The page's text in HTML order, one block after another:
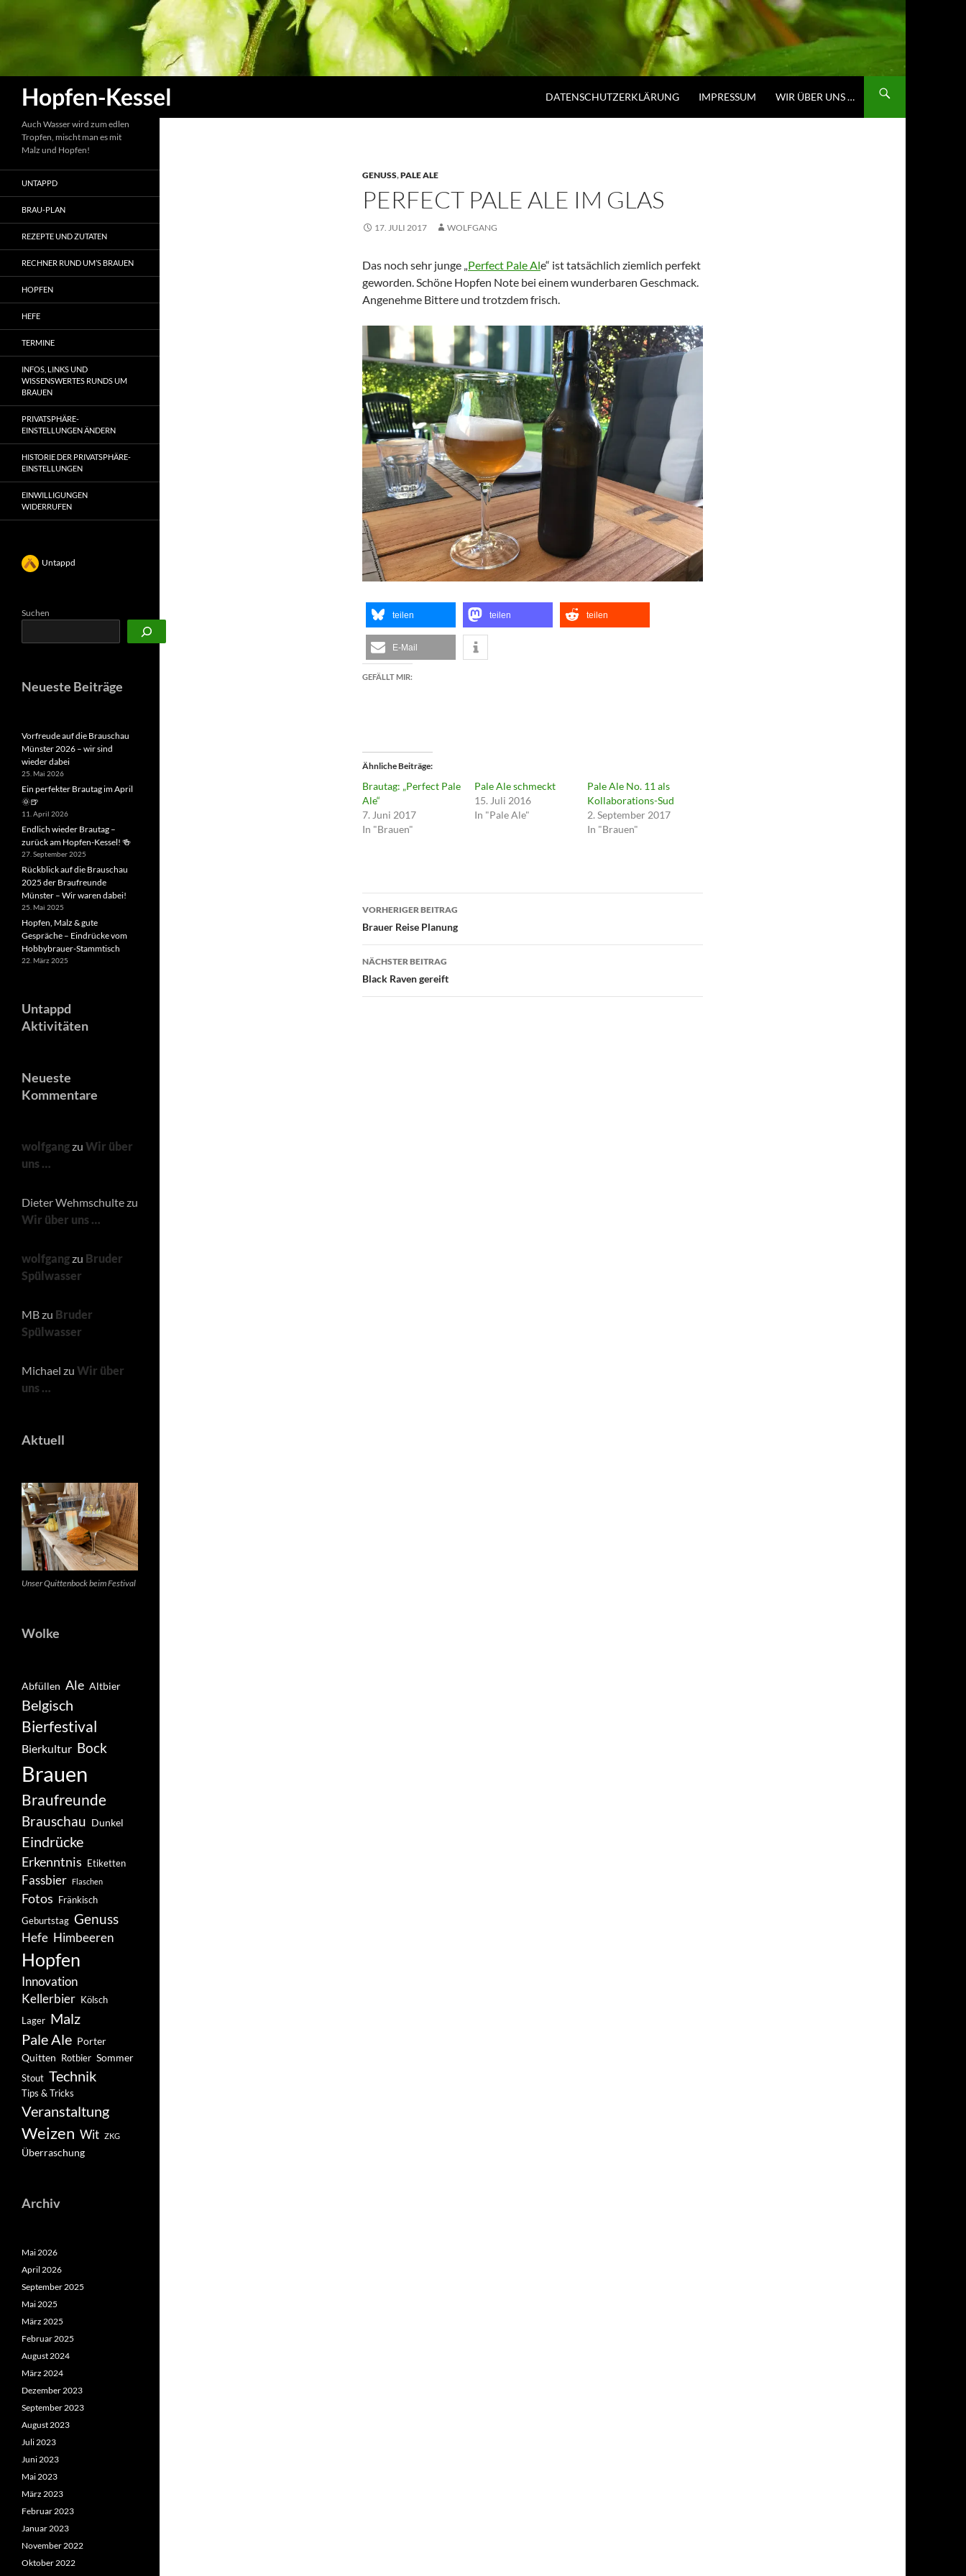
Hopfen-Kessel DATENSCHUTZERKLÄRUNG IMPRESSUM WIR ÜBER UNS …
GENUSS,PALE ALE
PERFECT PALE ALE IM GLAS
17. JULI 2017 WOLFGANG
Das noch sehr junge „Perfect Pale Ale“ ist tatsächlich ziemlich perfekt
geworden. Schöne Hopfen Note bei einem wunderbaren Geschmack.
Angenehme Bittere und trotzdem frisch.
teilen teilen teilen
E-Mail
GEFÄLLT MIR:
Ähnliche Beiträge
Brautag: „Perfect Pale
Ale“
7. Juni 2017
In "Brauen"
Pale Ale schmeckt
15. Juli 2016
In "Pale Ale"
Pale Ale No. 11 als
Kollaborations-Sud
2. September 2017
In "Brauen"
Beitragsnavigation
VORHERIGER BEITRAG
Brauer Reise Planung
NÄCHSTER BEITRAG
Black Raven gereift
Auch Wasser wird zum edlen
Tropfen, mischt man es mit
Malz und Hopfen!
UNTAPPD
BRAU-PLAN
REZEPTE UND ZUTATEN
RECHNER RUND UM’S BRAUEN
HOPFEN
HEFE
TERMINE
INFOS, LINKS UND
WISSENSWERTES RUNDS UM
BRAUEN
PRIVATSPHÄRE-
EINSTELLUNGEN ÄNDERN
HISTORIE DER PRIVATSPHÄRE-
EINSTELLUNGEN
EINWILLIGUNGEN
WIDERRUFEN
Untappd
Suchen
Neueste Beiträge
Vorfreude auf die Brauschau
Münster 2026 – wir sind
wieder dabei
25. Mai 2026
Ein perfekter Brautag im April
🌞🍺
11. April 2026
Endlich wieder Brautag –
zurück am Hopfen-Kessel! 🍻
27. September 2025
Rückblick auf die Brauschau
2025 der Braufreunde
Münster – Wir waren dabei!
25. Mai 2025
Hopfen, Malz & gute
Gespräche – Eindrücke vom
Hobbybrauer-Stammtisch
22. März 2025
Untappd
Aktivitäten
Neueste
Kommentare
wolfgangzu Wir über
uns …
Dieter Wehmschultezu
Wir über uns …
wolfgangzu Bruder
Spülwasser
MBzu Bruder
Spülwasser
Michael zu Wir über
uns …
Aktuell
Unser Quittenbock beim Festival
Wolke
Abfüllen Ale Altbier
Belgisch
Bierfestival
Bierkultur Bock
Brauen
Braufreunde
Brauschau Dunkel
Eindrücke
Erkenntnis Etiketten
Fassbier Flaschen
Fotos Fränkisch
Geburtstag Genuss
Hefe Himbeeren
Hopfen
Innovation
Kellerbier Kölsch
Lager Malz
Pale Ale Porter
Quitten Rotbier Sommer
Stout Technik
Tips & Tricks
Veranstaltung
Weizen Wit ZKG
Überraschung
Archiv
Mai 2026
April 2026
September 2025
Mai 2025
März 2025
Februar 2025
August 2024
März 2024
Dezember 2023
September 2023
August 2023
Juli 2023
Juni 2023
Mai 2023
März 2023
Februar 2023
Januar 2023
November 2022
Oktober 2022